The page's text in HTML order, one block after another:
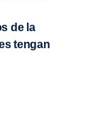
de la
tengan